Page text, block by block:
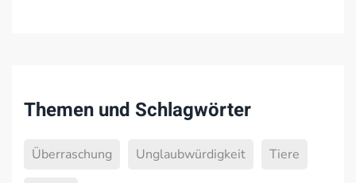
Themen und Schlagwörter
Überraschung Unglaubwürdigkeit Tiere